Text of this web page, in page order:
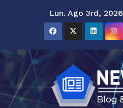
Lun. Ago 3rd, 2026